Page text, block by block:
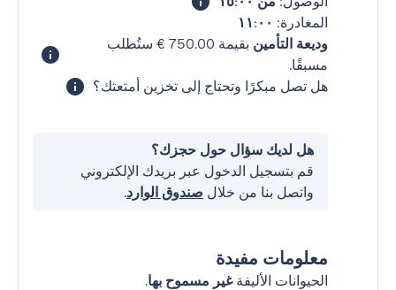
المغادرة: ١١:٠٠
وديعة التأمين
بقيمة ‏750.00 € ستُطلب
مسبقًا.
هل تصل مبكرًا وتحتاج إلى تخزين أمتعتك؟
هل لديك سؤال حول حجزك؟
قم بتسجيل الدخول عبر بريدك الإلكتروني
واتصل بنا من خلال صندوق الوارد.
معلومات مفيدة
الحيوانات الأليفةغير مسموح بها.